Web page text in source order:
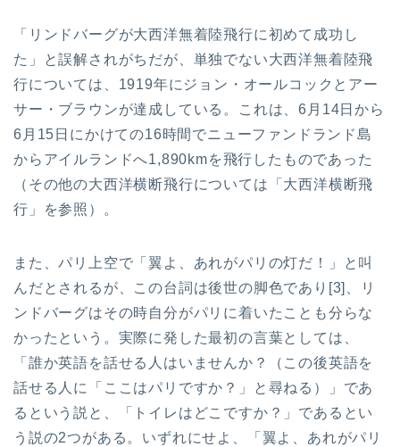
「リンドバーグが大西洋無着陸飛行に初めて成功し
た」と誤解されがちだが、単独でない大西洋無着陸飛
行については、1919年にジョン・オールコックとアー
サー・ブラウンが達成している。これは、6月14日から
6月15日にかけての16時間でニューファンドランド島
からアイルランドへ1,890kmを飛行したものであった
（その他の大西洋横断飛行については「大西洋横断飛
行」を参照）。
また、パリ上空で「翼よ、あれがパリの灯だ！」と叫
んだとされるが、この台詞は後世の脚色であり[3]、リ
ンドバーグはその時自分がパリに着いたことも分らな
かったという。実際に発した最初の言葉としては、
「誰か英語を話せる人はいませんか？（この後英語を
話せる人に「ここはパリですか？」と尋ねる）」であ
るという説と、「トイレはどこですか？」であるとい
う説の2つがある。いずれにせよ、「翼よ、あれがパリ